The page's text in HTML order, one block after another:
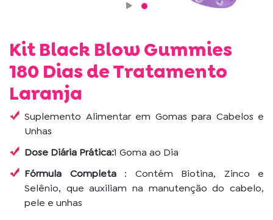
Kit Black Blow Gummies
180 Dias de Tratamento
Laranja
Suplemento Alimentar em Gomas para Cabelos e
Unhas
Dose Diária Prática:1 Goma ao Dia
Fórmula Completa: Contém Biotina, Zinco e
Selênio, que auxiliam na manutenção do cabelo,
pele e unhas